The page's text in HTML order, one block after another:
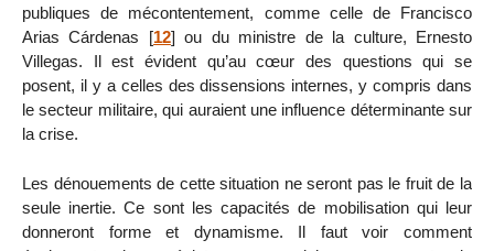
publiques de mécontentement, comme celle de Francisco
Arias Cárdenas [12] ou du ministre de la culture, Ernesto
Villegas. Il est évident qu’au cœur des questions qui se
posent, il y a celles des dissensions internes, y compris dans
le secteur militaire, qui auraient une influence déterminante sur
la crise.
Les dénouements de cette situation ne seront pas le fruit de la
seule inertie. Ce sont les capacités de mobilisation qui leur
donneront forme et dynamisme. Il faut voir comment